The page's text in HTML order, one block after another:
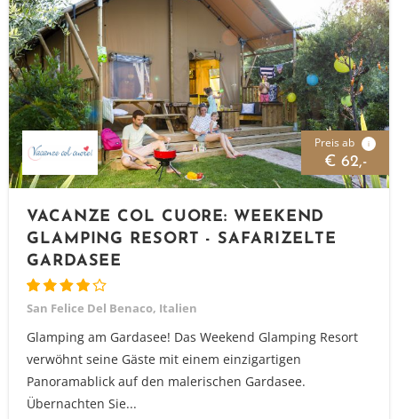
Preis ab i
€ 62,-
VACANZE COL CUORE: WEEKEND
GLAMPING RESORT - SAFARIZELTE
GARDASEE
San Felice Del Benaco, Italien
Glamping am Gardasee! Das Weekend Glamping Resort
verwöhnt seine Gäste mit einem einzigartigen
Panoramablick auf den malerischen Gardasee.
Übernachten Sie...